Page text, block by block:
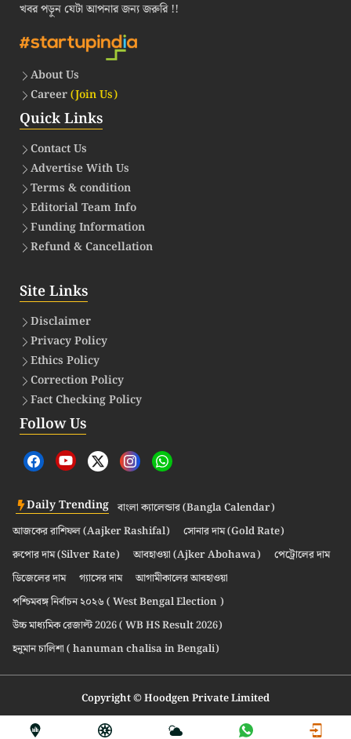
খবর পড়ুন যেটা আপনার জন্য জরুরি !!
About Us
Career(Join Us)
Quick Links
Contact Us
Advertise With Us
Terms & condition
Editorial Team Info
Funding Information
Refund & Cancellation
Site Links
Disclaimer
Privacy Policy
Ethics Policy
Correction Policy
Fact Checking Policy
Follow Us
Daily Trending বাংলা ক্যালেন্ডার (Bangla Calendar)
আজকের রাশিফল (Aajker Rashifal)
সোনার দাম (Gold Rate)
রুপোর দাম (Silver Rate)
আবহাওয়া (Ajker Abohawa)
পেট্রোলের দাম
ডিজেলের দাম
গ্যাসের দাম
আগামীকালের আবহাওয়া
পশ্চিমবঙ্গ নির্বাচন ২০২৬ ( West Bengal Election )
উচ্চ মাধ্যমিক রেজাল্ট 2026 ( WB HS Result 2026)
হনুমান চালিশা ( hanuman chalisa in Bengali)
Copyright © Hoodgen Private Limited